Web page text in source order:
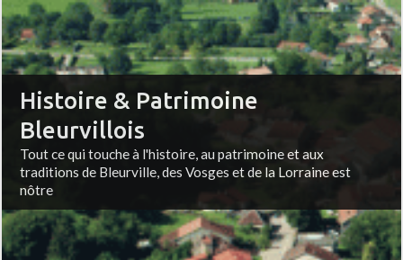
Histoire & Patrimoine
Bleurvillois
Tout ce qui touche à l'histoire, au patrimoine et aux
traditions de Bleurville, des Vosges et de la Lorraine est
nôtre